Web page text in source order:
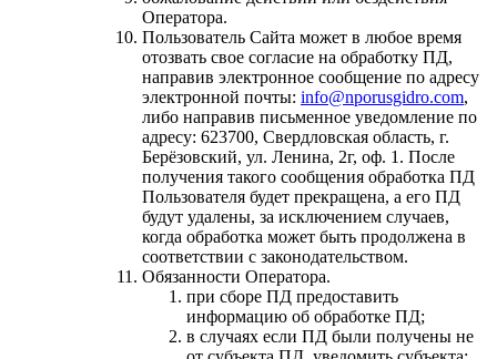
Оператора.
Пользователь Сайта может в любое время
отозвать свое согласие на обработку ПД,
направив электронное сообщение по адресу
электронной почты: info@nporusgidro.com,
либо направив письменное уведомление по
адресу: 623700, Свердловская область, г.
Берёзовский, ул. Ленина, 2г, оф. 1. После
получения такого сообщения обработка ПД
Пользователя будет прекращена, а его ПД
будут удалены, за исключением случаев,
когда обработка может быть продолжена в
соответствии с законодательством.
Обязанности Оператора.
при сборе ПД предоставить
информацию об обработке ПД;
в случаях если ПД были получены не